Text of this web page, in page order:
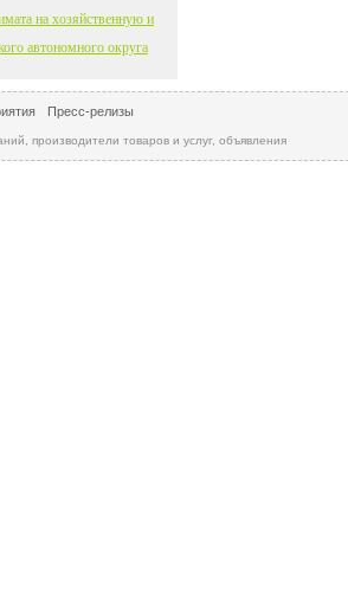
на хозяйственную и
автономного округа
Пресс-релизы
производители товаров и услуг, объявления